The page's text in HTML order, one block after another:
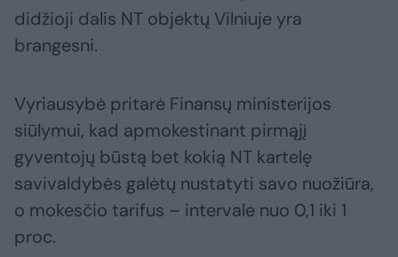
didžioji dalis NT objektų Vilniuje yra
brangesni.
Vyriausybė pritarė Finansų ministerijos
siūlymui, kad apmokestinant pirmąjį
gyventojų būstą bet kokią NT kartelę
savivaldybės galėtų nustatyti savo nuožiūra,
o mokesčio tarifus – intervale nuo 0,1 iki 1
proc.